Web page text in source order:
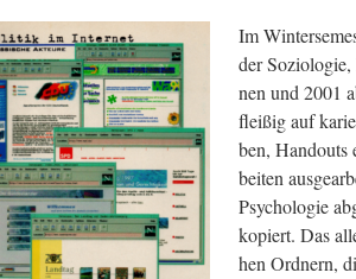
Im
der
nen und 2001
flei­ßig auf
ben, Hand­outs
bei­ten
Psy­cho­lo­gie
kopiert. Das
hen Ord­nern,